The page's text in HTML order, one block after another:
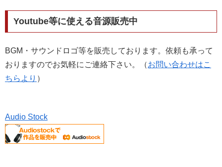
Youtube等に使える音源販売中
BGM・サウンドロゴ等を販売しております。依頼も承って
おりますのでお気軽にご連絡下さい。（お問い合わせはこ
ちらより ）
Audio Stock